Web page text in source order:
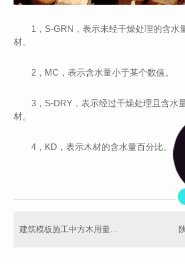
1，S-GRN，表示未经干燥处理的含水
材。
2，MC，表示含水量小于某个数值。
3，S-DRY，表示经过干燥处理且含水
材。
4，KD，表示木材的含水量百分比。